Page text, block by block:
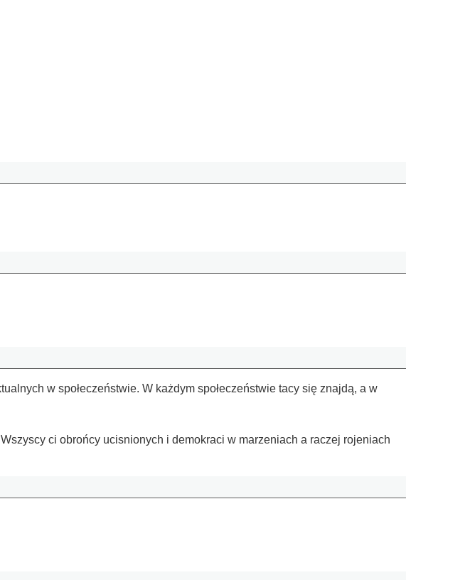
w społeczeństwie. W każdym społeczeństwie tacy się znajdą, a w
ci obrońcy ucisnionych i demokraci w marzeniach a raczej rojeniach